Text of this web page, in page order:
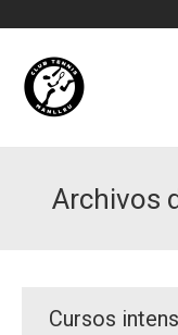
Archivos
Cursos